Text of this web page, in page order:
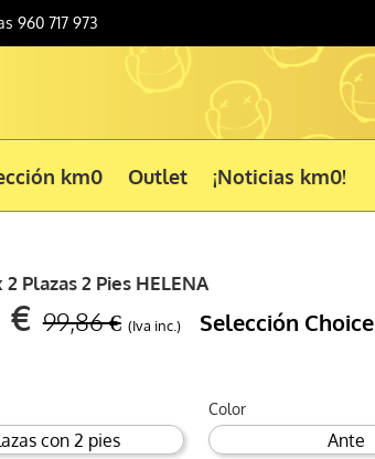
960 717 973
km0 Outlet ¡Noticias km0!
Plazas 2 Pies HELENA
€ 99,86 € (Iva inc.) Selección Choice
Color